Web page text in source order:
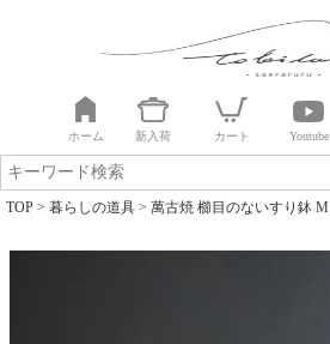
ホーム 新入荷 カート Youtube
TOP 暮らしの道具 萬古焼 櫛目のないすり鉢 M